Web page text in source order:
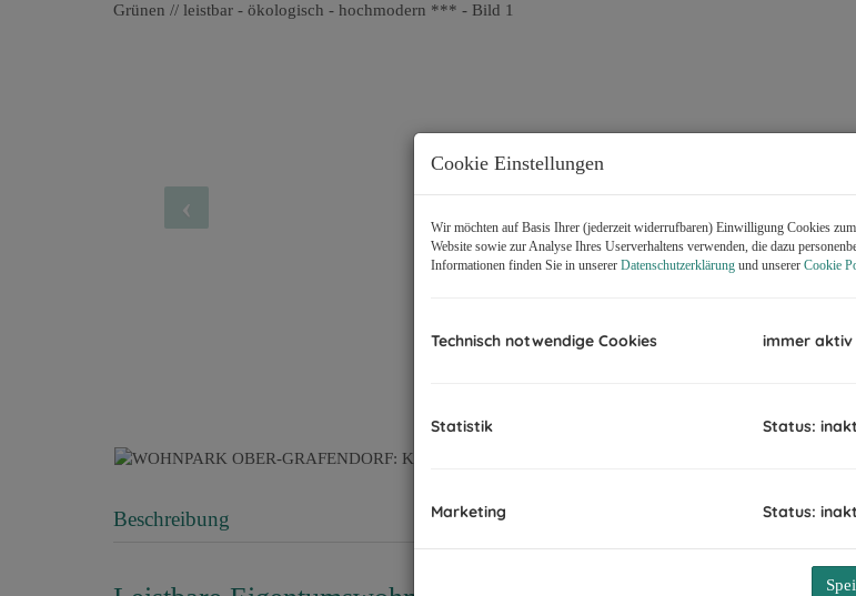
Beschreibung
Cookie Einstellungen
Wir möchten auf Basis Ihrer (jederzeit widerrufbaren) Einwilligung Cookies
Website sowie zur Analyse Ihres Userverhaltens verwenden, die dazu
Informationen finden Sie in unserer Datenschutzerklärung und unserer Cookie
Technisch notwendige Cookies immer aktiv
Statistik Status:
Marketing Status: